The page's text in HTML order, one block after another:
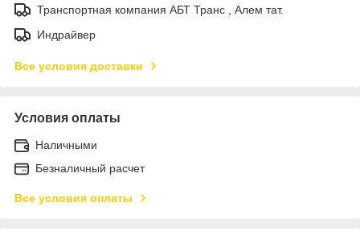
Транспортная компания АБТ Транс , Алем тат.
Индрайвер
Все условия доставки
Условия оплаты
Наличными
Безналичный расчет
Все условия оплаты